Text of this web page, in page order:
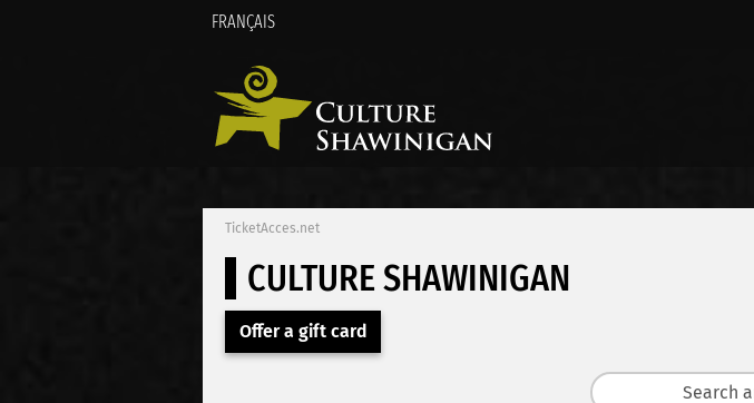
FRANÇAIS
TicketAcces.net
CULTURE SHAWINIGAN
Offer a gift card